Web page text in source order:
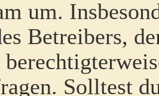
um.
Betreibers,
Solltest